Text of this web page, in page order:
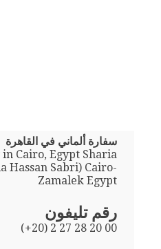
سفارة ألماني في القاهرة
in Cairo, Egypt Sharia
Hassan Sabri) Cairo-
Zamalek Egypt
رقم تليفون
(+20) 2 27 28 20 00